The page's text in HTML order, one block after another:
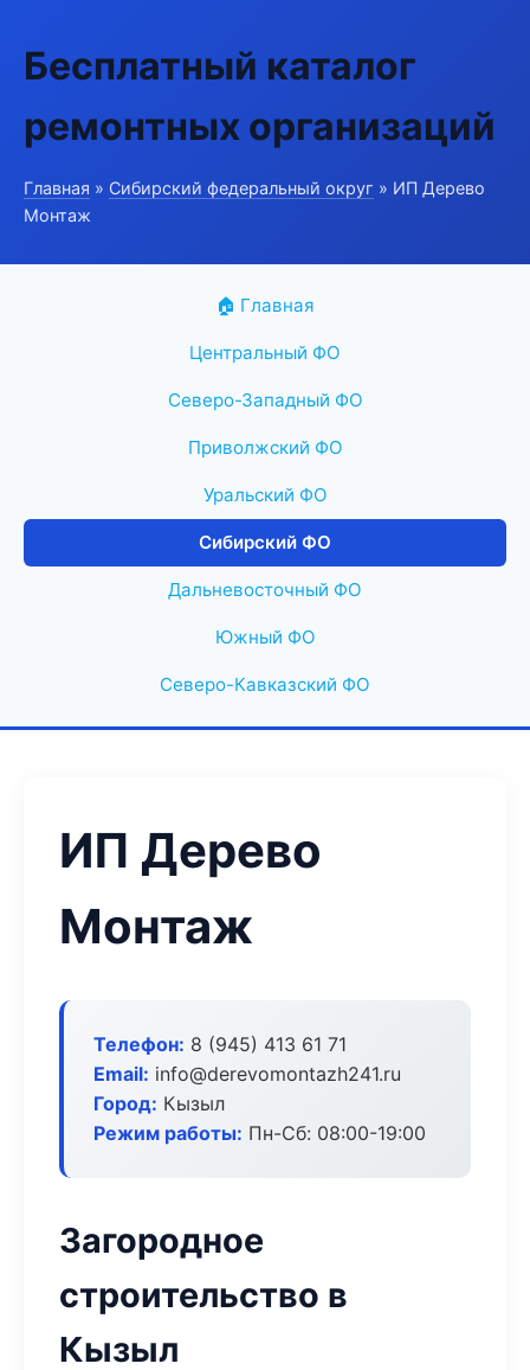
Бесплатный каталог
ремонтных организаций
Главная » Сибирский федеральный округ » ИП Дерево
Монтаж
🏠 Главная
Центральный ФО
Северо-Западный ФО
Приволжский ФО
Уральский ФО
Сибирский ФО
Дальневосточный ФО
Южный ФО
Северо-Кавказский ФО
ИП Дерево
Монтаж
Телефон: 8 (945) 413 61 71
Email: info@derevomontazh241.ru
Город: Кызыл
Режим работы: Пн-Сб: 08:00-19:00
Загородное
строительство в
Кызыл